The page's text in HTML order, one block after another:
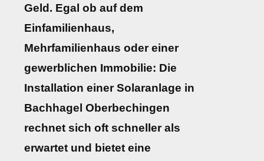
Geld. Egal ob auf dem
Einfamilienhaus,
Mehrfamilienhaus oder einer
gewerblichen Immobilie: Die
Installation einer Solaranlage in
Bachhagel Oberbechingen
rechnet sich oft schneller als
erwartet und bietet eine